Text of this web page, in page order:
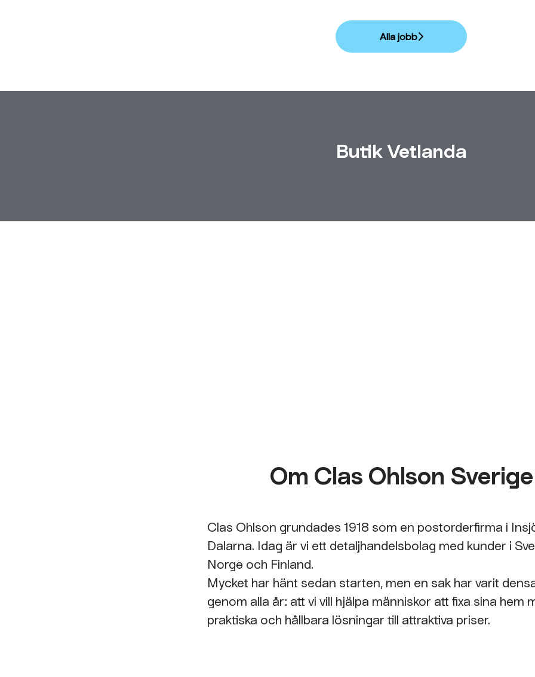
Alla jobb
Butik Vetlanda
Om Clas Ohlson Sverige
Clas Ohlson grundades 1918 som en postorderfirma i
Dalarna. Idag är vi ett detaljhandelsbolag med kunder i
Norge och Finland.
Mycket har hänt sedan starten, men en sak har varit
genom alla år: att vi vill hjälpa människor att fixa sina hem
praktiska och hållbara lösningar till attraktiva priser.